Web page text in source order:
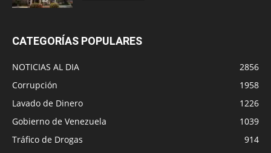
CATEGORÍAS POPULARES
NOTICIAS AL DIA
2856
Corrupción
1958
Lavado de Dinero
1226
Gobierno de Venezuela
1039
Tráfico de Drogas
914